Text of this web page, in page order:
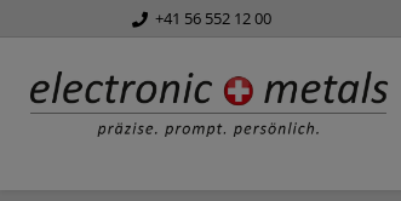
Zur Hauptnavigation springen
+41 56 552 12 00